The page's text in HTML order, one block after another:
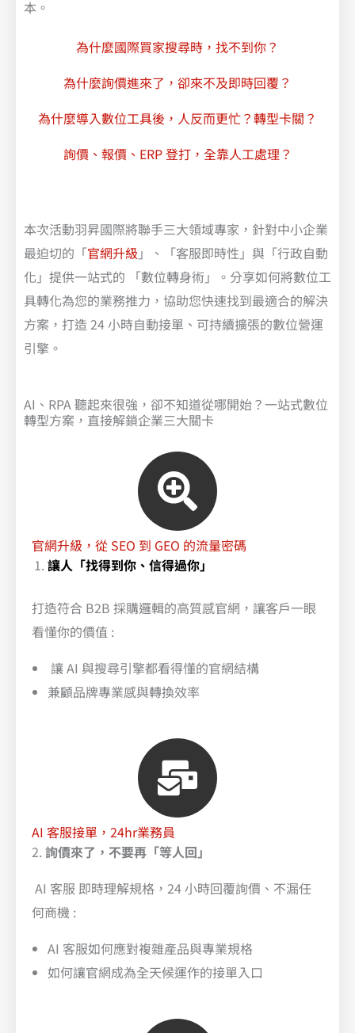
本。
為什麼國際買家搜尋時，找不到你？​
為什麼詢價進來了，卻來不及即時回覆？
為什麼導入數位工具後，人反而更忙？轉型卡關？
詢價、報價、ERP 登打，全靠人工處理？
本次活動羽昇國際將聯手三大領域專家，針對中小企業
最迫切的「官網升級 」、「客服即時性」與「行政自動
化」提供一站式的 「數位轉身術」。分享如何將數位工
具轉化為您的業務推力，協助您快速找到最適合的解決
方案，打造 24 小時自動接單、可持續擴張的數位營運
引擎。
AI、RPA 聽起來很強，卻不知道從哪開始？一站式數位
轉型方案，直接解鎖企業三大關卡 ​
官網升級，從 SEO 到 GEO 的流量密碼
讓人「找得到你、信得過你」
打造符合 B2B 採購邏輯的高質感官網，讓客戶一眼
看懂你的價值 :
讓 AI 與搜尋引擎都看得懂的官網結構
兼顧品牌專業感與轉換效率
AI 客服接單，24hr業務員
2. 詢價來了，不要再「等人回」
AI 客服 即時理解規格，24 小時回覆詢價、不漏任
何商機 :
AI 客服如何應對複雜產品與專業規格
如何讓官網成為全天候運作的接單入口